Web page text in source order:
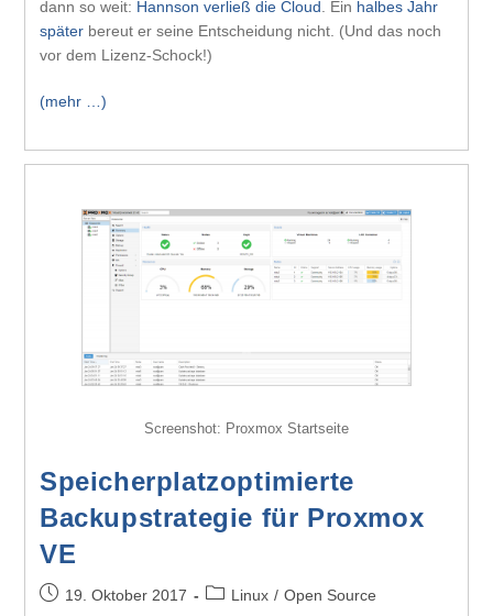
dann so weit: Hannson verließ die Cloud . Ein halbes Jahr
späterbereut er seine Entscheidung nicht. (Und das noch
vor dem Lizenz-Schock!)
(mehr …)
Screenshot: Proxmox Startseite
Speicherplatzoptimierte
Backupstrategie für Proxmox
VE
19. Oktober 2017 Linux / Open Source